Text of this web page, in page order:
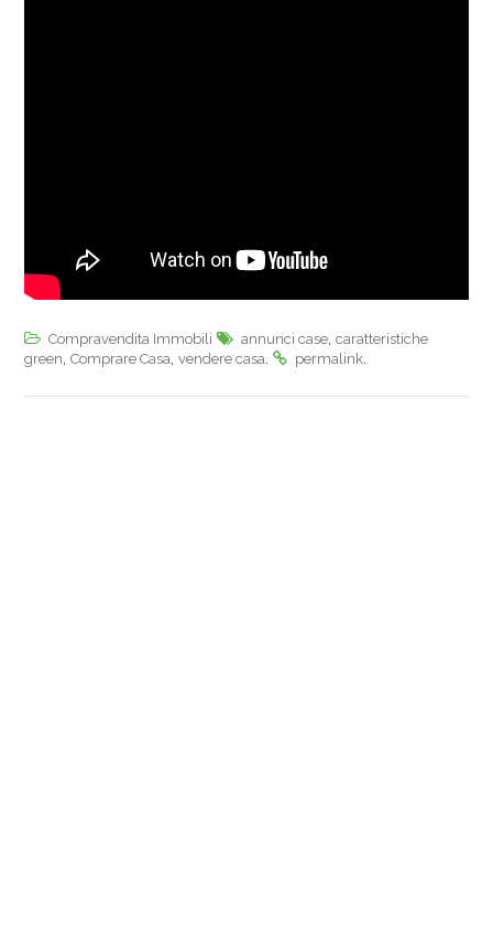
Compravendita Immobili annunci case caratteristiche
green Comprare Casa vendere casa permalink